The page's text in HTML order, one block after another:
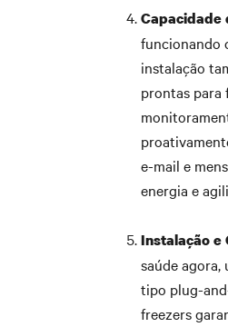
Capacidade
funcionando
instalação
prontas para
e-mail e
energia e
Instalação e
saúde agora,
tipo plug-
freezers